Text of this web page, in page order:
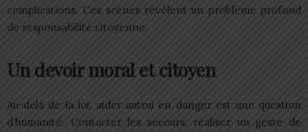
complications. Ces scènes révèlent un problème profond
de responsabilité citoyenne.
Un devoir moral et citoyen
Au-delà de la loi, aider autrui en danger est une question
d’humanité. Contacter les secours, réaliser un geste de